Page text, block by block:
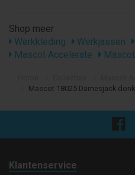
Shop meer
Werkkleding
Werkjassen
Mascot Accelerate
Mascot 18025 Damesjack
Klantenservice